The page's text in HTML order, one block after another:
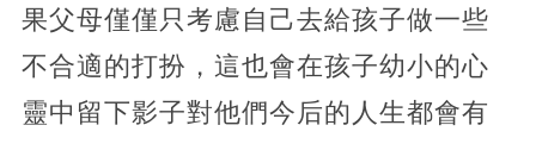
果父母僅僅只考慮自己去給孩子做一些
不合適的打扮，這也會在孩子幼小的心
靈中留下影子對他們今后的人生都會有